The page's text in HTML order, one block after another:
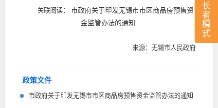
长
者
模
式
关联阅读： 市政府关于印发无锡市市区商品房预售资
金监管办法的通知
来源：无锡市人民政府
政策文件
市政府关于印发无锡市市区商品房预售资金监管办法的通知